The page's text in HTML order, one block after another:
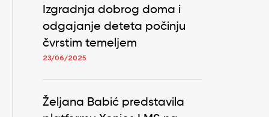
Izgradnja dobrog doma i
odgajanje deteta počinju
čvrstim temeljem
23/06/2025
Željana Babić predstavila